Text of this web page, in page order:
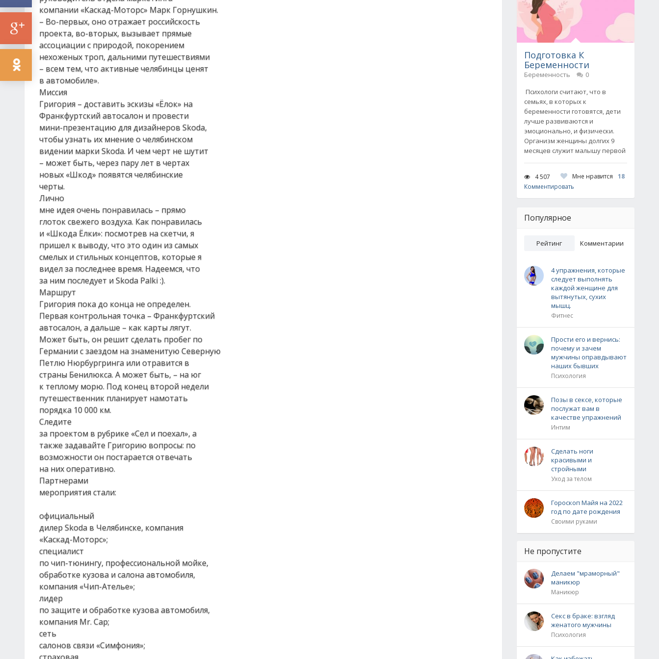
компании «Каскад-Моторс» Марк Горнушкин.
– Во-первых, оно отражает российскость
проекта, во-вторых, вызывает прямые
ассоциации с природой, покорением
нехоженых троп, дальними путешествиями
– всем тем, что активные челябинцы ценят
в автомобиле».
Миссия
Григория – доставить эскизы «Ёлок» на
Франкфуртский автосалон и провести
мини-презентацию для дизайнеров Skoda,
чтобы узнать их мнение о челябинском
видении марки Skoda. И чем черт не шутит
– может быть, через пару лет в чертах
новых «Шкод» появятся челябинские
черты.
Лично
мне идея очень понравилась – прямо
глоток свежего воздуха. Как понравилась
и «Шкода Ёлки»: посмотрев на скетчи, я
пришел к выводу, что это один из самых
смелых и стильных концептов, которые я
видел за последнее время. Надеемся, что
за ним последует и Skoda Palki :).
Маршрут
Григория пока до конца не определен.
Первая контрольная точка – Франкфуртский
автосалон, а дальше – как карты лягут.
Может быть, он решит сделать пробег по
Германии с заездом на знаменитую Северную
Петлю Нюрбургринга или отравится в
страны Бенилюкса. А может быть, – на юг
к теплому морю. Под конец второй недели
путешественник планирует намотать
порядка 10 000 км.
Следите
за проектом в рубрике «Сел и поехал», а
также задавайте Григорию вопросы: по
возможности он постарается отвечать
на них оперативно.
Партнерами
мероприятия стали:
официальный
дилер Skoda в Челябинске, компания
«Каскад-Моторс»;
специалист
по чип-тюнингу, профессиональной мойке,
обработке кузова и салона автомобиля,
компания «Чип-Ателье»;
лидер
по защите и обработке кузова автомобиля,
компания Mr. Cap;
сеть
салонов связи «Симфония»;
Подготовка К
Беременности
Беременность
0
Психологи считают, что в
семьях, в которых к
беременности готовятся, дети
лучше развиваются и
эмоционально, и физически.
Организм женщины долгих 9
месяцев служит малышу первой
4 507 Мне нравится
18
Комментировать
Популярное
Рейтинг Комментарии
4 упражнения, которые
следует выполнять
каждой женщине для
вытянутых, сухих
мышц.
Фитнес
Прости его и вернись:
почему и зачем
мужчины оправдывают
наших бывших
Психология
Позы в сексе, которые
послужат вам в
качестве упражнений
Интим
Сделать ноги
красивыми и
стройными
Уход за телом
Гороскоп Майя на 2022
год по дате рождения
Своими руками
Не пропустите
Делаем "мраморный"
маникюр
Маникюр
Секс в браке: взгляд
женатого мужчины
Психология